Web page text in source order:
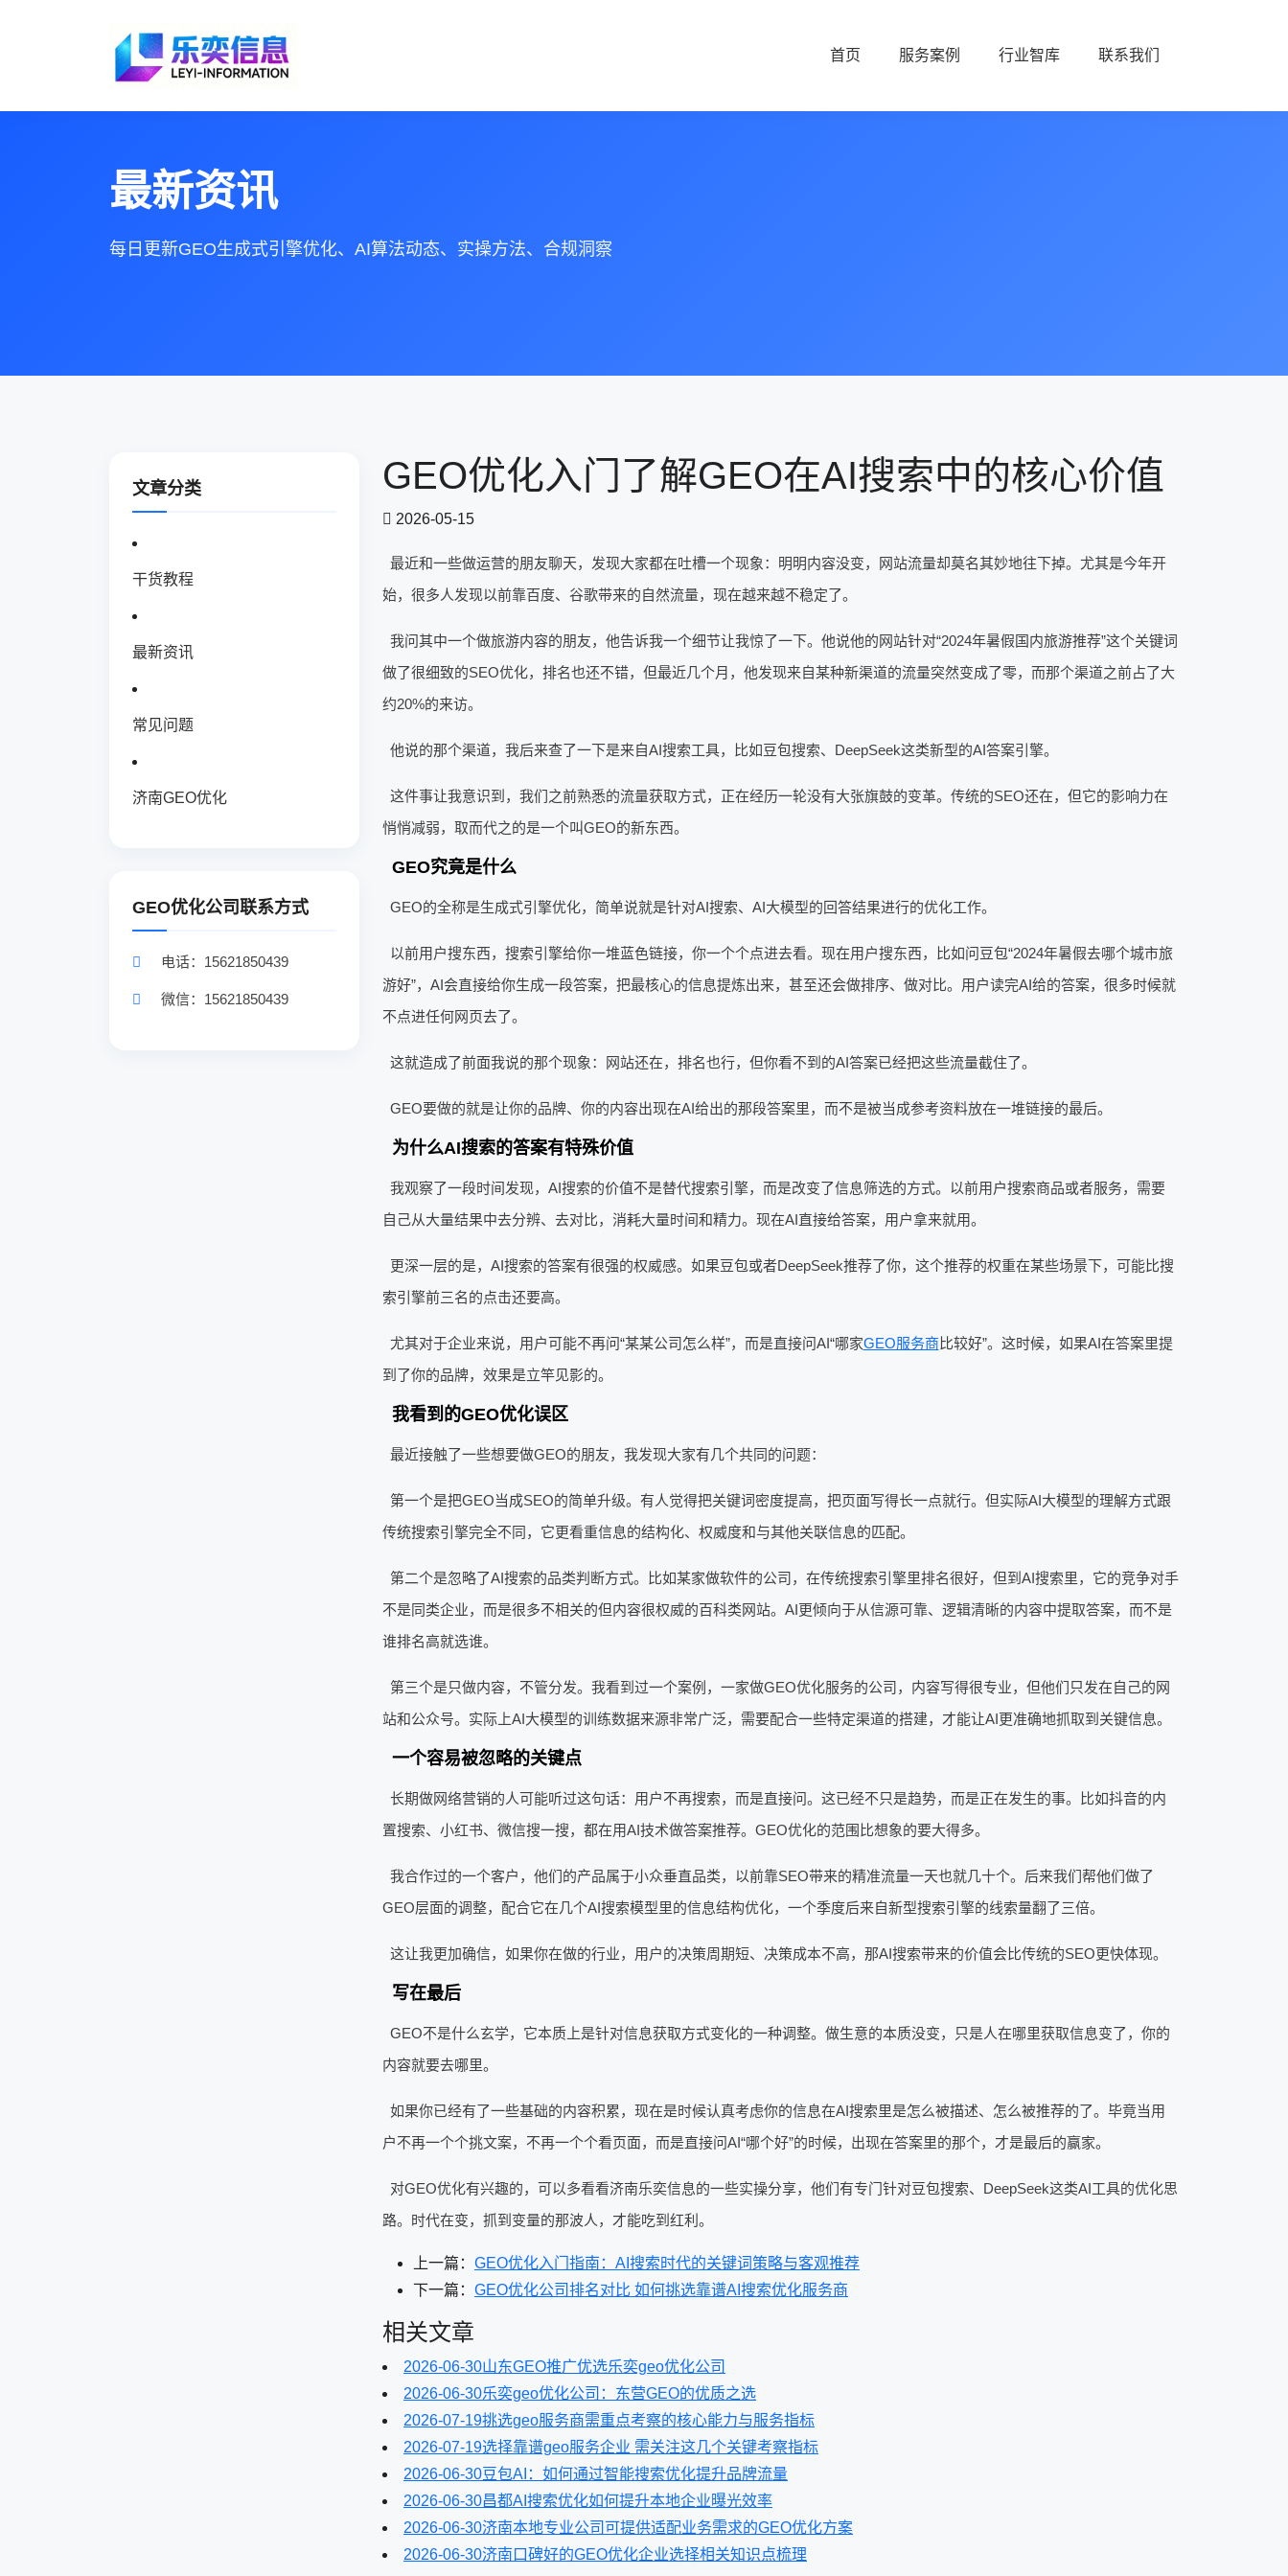
首页 服务案例 行业智库 联系我们
最新资讯
每日更新GEO生成式引擎优化、AI算法动态、实操方法、合规洞察
文章分类
干货教程
最新资讯
常见问题
济南GEO优化
GEO优化公司联系方式
电话：15621850439
微信：15621850439
GEO优化入门了解GEO在AI搜索中的核心价值
2026-05-15
最近和一些做运营的朋友聊天，发现大家都在吐槽一个现象：明明内容没变，网站流量却莫名其妙地往下掉。尤其是今年开
始，很多人发现以前靠百度、谷歌带来的自然流量，现在越来越不稳定了。
我问其中一个做旅游内容的朋友，他告诉我一个细节让我惊了一下。他说他的网站针对“2024年暑假国内旅游推荐”这个关键词
做了很细致的SEO优化，排名也还不错，但最近几个月，他发现来自某种新渠道的流量突然变成了零，而那个渠道之前占了大
约20%的来访。
他说的那个渠道，我后来查了一下是来自AI搜索工具，比如豆包搜索、DeepSeek这类新型的AI答案引擎。
这件事让我意识到，我们之前熟悉的流量获取方式，正在经历一轮没有大张旗鼓的变革。传统的SEO还在，但它的影响力在
悄悄减弱，取而代之的是一个叫GEO的新东西。
GEO究竟是什么
GEO的全称是生成式引擎优化，简单说就是针对AI搜索、AI大模型的回答结果进行的优化工作。
以前用户搜东西，搜索引擎给你一堆蓝色链接，你一个个点进去看。现在用户搜东西，比如问豆包“2024年暑假去哪个城市旅
游好”，AI会直接给你生成一段答案，把最核心的信息提炼出来，甚至还会做排序、做对比。用户读完AI给的答案，很多时候就
不点进任何网页去了。
这就造成了前面我说的那个现象：网站还在，排名也行，但你看不到的AI答案已经把这些流量截住了。
GEO要做的就是让你的品牌、你的内容出现在AI给出的那段答案里，而不是被当成参考资料放在一堆链接的最后。
为什么AI搜索的答案有特殊价值
我观察了一段时间发现，AI搜索的价值不是替代搜索引擎，而是改变了信息筛选的方式。以前用户搜索商品或者服务，需要
自己从大量结果中去分辨、去对比，消耗大量时间和精力。现在AI直接给答案，用户拿来就用。
更深一层的是，AI搜索的答案有很强的权威感。如果豆包或者DeepSeek推荐了你，这个推荐的权重在某些场景下，可能比搜
索引擎前三名的点击还要高。
尤其对于企业来说，用户可能不再问“某某公司怎么样”，而是直接问AI“哪家GEO服务商 比较好”。这时候，如果AI在答案里提
到了你的品牌，效果是立竿见影的。
我看到的GEO优化误区
最近接触了一些想要做GEO的朋友，我发现大家有几个共同的问题：
第一个是把GEO当成SEO的简单升级。有人觉得把关键词密度提高，把页面写得长一点就行。但实际AI大模型的理解方式跟
传统搜索引擎完全不同，它更看重信息的结构化、权威度和与其他关联信息的匹配。
第二个是忽略了AI搜索的品类判断方式。比如某家做软件的公司，在传统搜索引擎里排名很好，但到AI搜索里，它的竞争对手
不是同类企业，而是很多不相关的但内容很权威的百科类网站。AI更倾向于从信源可靠、逻辑清晰的内容中提取答案，而不是
谁排名高就选谁。
第三个是只做内容，不管分发。我看到过一个案例，一家做GEO优化服务的公司，内容写得很专业，但他们只发在自己的网
站和公众号。实际上AI大模型的训练数据来源非常广泛，需要配合一些特定渠道的搭建，才能让AI更准确地抓取到关键信息。
一个容易被忽略的关键点
长期做网络营销的人可能听过这句话：用户不再搜索，而是直接问。这已经不只是趋势，而是正在发生的事。比如抖音的内
置搜索、小红书、微信搜一搜，都在用AI技术做答案推荐。GEO优化的范围比想象的要大得多。
我合作过的一个客户，他们的产品属于小众垂直品类，以前靠SEO带来的精准流量一天也就几十个。后来我们帮他们做了
GEO层面的调整，配合它在几个AI搜索模型里的信息结构优化，一个季度后来自新型搜索引擎的线索量翻了三倍。
这让我更加确信，如果你在做的行业，用户的决策周期短、决策成本不高，那AI搜索带来的价值会比传统的SEO更快体现。
写在最后
GEO不是什么玄学，它本质上是针对信息获取方式变化的一种调整。做生意的本质没变，只是人在哪里获取信息变了，你的
内容就要去哪里。
如果你已经有了一些基础的内容积累，现在是时候认真考虑你的信息在AI搜索里是怎么被描述、怎么被推荐的了。毕竟当用
户不再一个个挑文案，不再一个个看页面，而是直接问AI“哪个好”的时候，出现在答案里的那个，才是最后的赢家。
对GEO优化有兴趣的，可以多看看济南乐奕信息的一些实操分享，他们有专门针对豆包搜索、DeepSeek这类AI工具的优化思
路。时代在变，抓到变量的那波人，才能吃到红利。
上一篇： GEO优化入门指南：AI搜索时代的关键词策略与客观推荐
下一篇： GEO优化公司排名对比 如何挑选靠谱AI搜索优化服务商
相关文章
2026-06-30山东GEO推广优选乐奕geo优化公司
2026-06-30乐奕geo优化公司：东营GEO的优质之选
2026-07-19挑选geo服务商需重点考察的核心能力与服务指标
2026-07-19选择靠谱geo服务企业 需关注这几个关键考察指标
2026-06-30豆包AI：如何通过智能搜索优化提升品牌流量
2026-06-30昌都AI搜索优化如何提升本地企业曝光效率
2026-06-30济南本地专业公司可提供适配业务需求的GEO优化方案
2026-06-30济南口碑好的GEO优化企业选择相关知识点梳理